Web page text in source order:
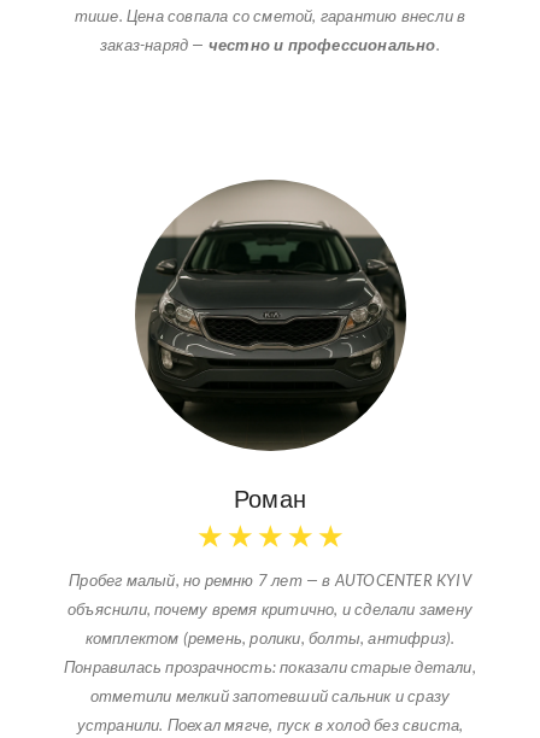
тише. Цена совпала со сметой, гарантию внесли в
заказ-наряд — честно и профессионально.
Роман
★ ★ ★ ★ ★
Пробег малый, но ремню 7 лет — в AUTOCENTER KYIV
объяснили, почему время критично, и сделали замену
комплектом (ремень, ролики, болты, антифриз).
Понравилась прозрачность: показали старые детали,
отметили мелкий запотевший сальник и сразу
устранили. Поехал мягче, пуск в холод без свиста,